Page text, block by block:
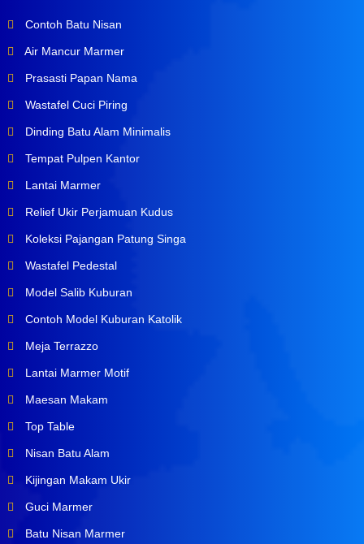
Contoh Batu Nisan
Air Mancur Marmer
Prasasti Papan Nama
Wastafel Cuci Piring
Dinding Batu Alam Minimalis
Tempat Pulpen Kantor
Lantai Marmer
Relief Ukir Perjamuan Kudus
Koleksi Pajangan Patung Singa
Wastafel Pedestal
Model Salib Kuburan
Contoh Model Kuburan Katolik
Meja Terrazzo
Lantai Marmer Motif
Maesan Makam
Top Table
Nisan Batu Alam
Kijingan Makam Ukir
Guci Marmer
Batu Nisan Marmer